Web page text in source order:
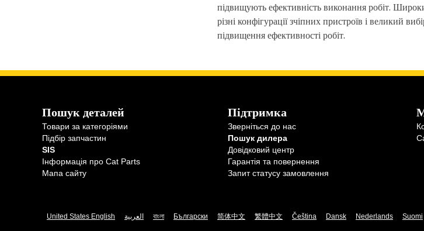
підвищують ефективність виконання робіт.
різні конфігурації зчіпних пристроїв і великий
підвищення ефективності робіт.
Пошук деталей
Товари за категоріями
Підбір запчастин
SIS
Інформація про Cat Parts
Мапа сайту
Підтримка
Зверніться до нас
Пошук дилера
Довідковий центр
Гарантія та повернення
Запит статусу замовлення
United States English العربية বাংলা Български 简体中文 繁體中文 Čeština Dansk Nederlands Suomi